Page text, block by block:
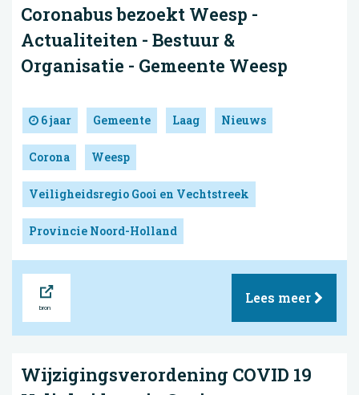
Coronabus bezoekt Weesp -
Actualiteiten - Bestuur &
Organisatie - Gemeente Weesp
6 jaar Gemeente Laag Nieuws
Corona Weesp
Veiligheidsregio Gooi en Vechtstreek
Provincie Noord-Holland
Lees meer
Wijzigingsverordening COVID 19